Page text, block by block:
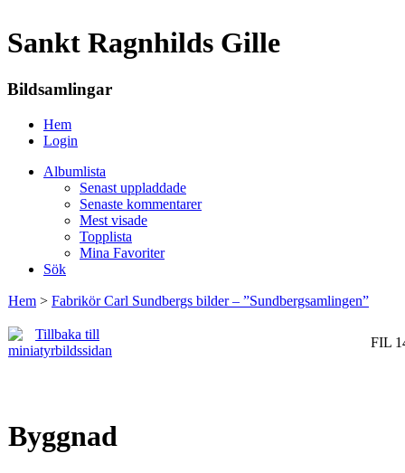
Sankt Ragnhilds Gille
Bildsamlingar
Hem
Login
Albumlista
Senast uppladdade
Senaste kommentarer
Mest visade
Topplista
Mina Favoriter
Sök
Hem > Fabrikör Carl Sundbergs bilder – ”Sundbergsamlingen”
FIL
Byggnad